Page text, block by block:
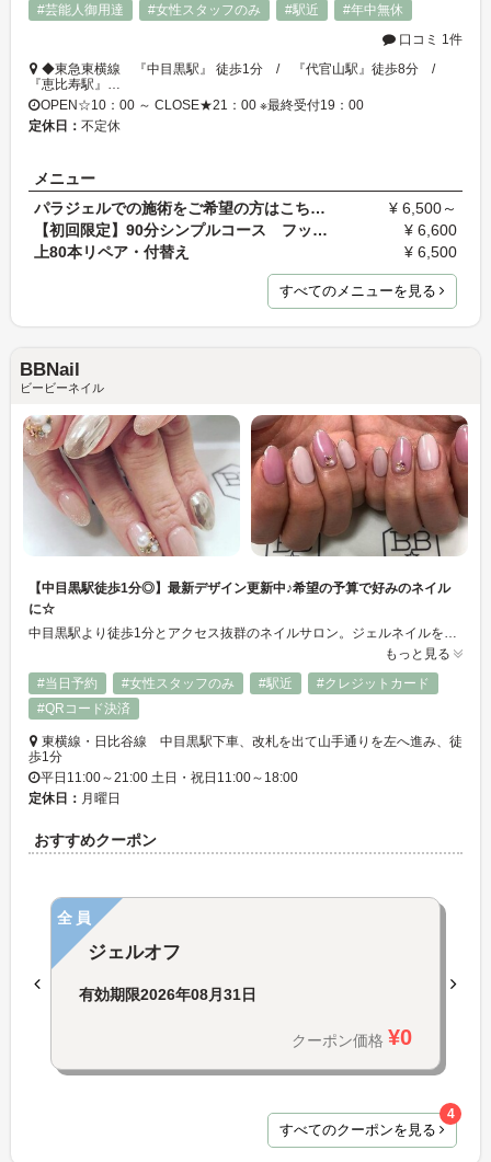
#芸能人御用達
#女性スタッフのみ #駅近
#年中無休
口コミ 1件
◆東急東横線 『中目黒駅』 徒歩1分 / 『代官山駅』徒歩8分 /
『恵比寿駅』…
OPEN☆10：00 ～ CLOSE★21：00 ※最終受付19：00
定休日： 不定休
メニュー
パラジェルでの施術をご希望の方はこちら☆（1時間コ…
¥ 6,500～
【初回限定】90分シンプルコース フット 6600円 …
¥ 6,600
上80本リペア・付替え
¥ 6,500
すべてのメニューを見る
BBNail
ビービーネイル
【中目黒駅徒歩1分◎】最新デザイン更新中♪希望の予算で好みのネイル
に☆
中目黒駅より徒歩1分とアクセス抜群のネイルサロン。ジェルネイルを始め、スカルプやケアメニュー、ブライダル用のご相談も承っています！ジェルネイルでは毎月デザインが変るお得なキャンペーンも実施中。シーズンに合わせたトレンドのデザインがお楽しみ頂けます。更にご新規のお客様はオフ代が無料に！この機会に是非ご来店下さい♪
もっと見る
#当日予約
#女性スタッフのみ #駅近
#クレジットカード
#QRコード決済
東横線・日比谷線 中目黒駅下車、改札を出て山手通りを左へ進み、徒
歩1分
平日11:00～21:00 土日・祝日11:00～18:00
定休日： 月曜日
おすすめクーポン
全員
ジェルオフ
有効期限2026年08月31日
クーポン価格 ¥0
すべてのクーポンを見る
4